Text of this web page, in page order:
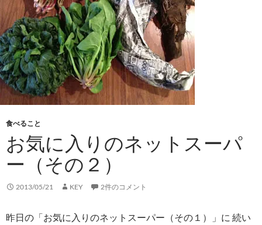
方
食べること
お気に入りのネットスーパ
ー（その２）
2013/05/21 KEY 2件のコメント
昨日の「お気に入りのネットスーパー（その１）」に 続い